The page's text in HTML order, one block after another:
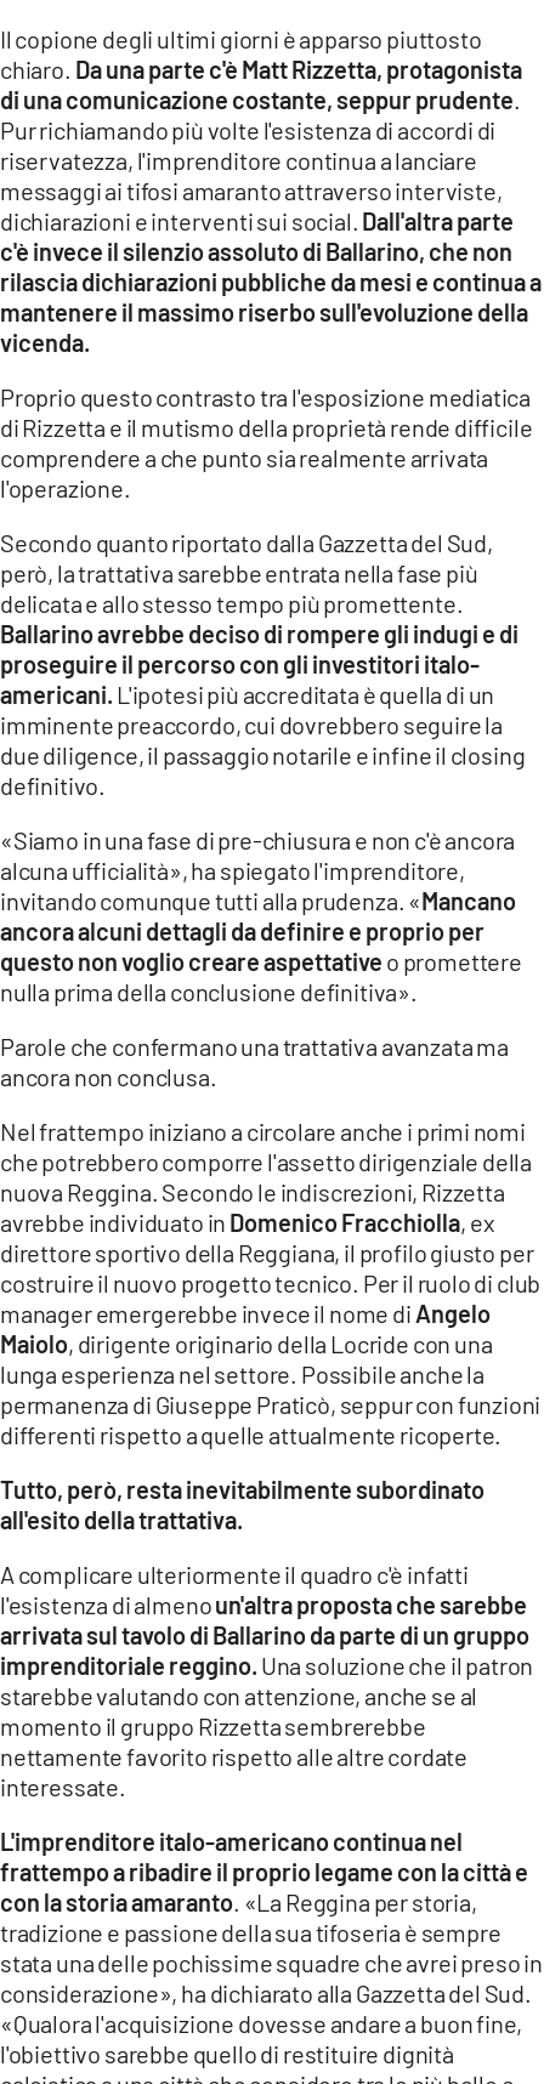
COSENZACHANNEL.IT
ILVIBONESE.IT
CATANZAROCHANNEL.IT
LACAPITALENEWS.IT
App
ANDROID
Il copione degli ultimi giorni è apparso piuttosto
chiaro. Da una parte c'è Matt Rizzetta, protagonista
di una comunicazione costante, seppur prudente
Pur richiamando più volte l'esistenza di accordi di
riservatezza, l'imprenditore continua a lanciare
messaggi ai tifosi amaranto attraverso interviste,
dichiarazioni e interventi sui social. Dall'altra parte
c'è invece il silenzio assoluto di Ballarino, che non
rilascia dichiarazioni pubbliche da mesi e continua a
mantenere il massimo riserbo sull'evoluzione della
vicenda.
Proprio questo contrasto tra l'esposizione mediatica
di Rizzetta e il mutismo della proprietà rende difficile
comprendere a che punto sia realmente arrivata
l'operazione.
Secondo quanto riportato dalla Gazzetta del Sud,
però, la trattativa sarebbe entrata nella fase più
delicata e allo stesso tempo più promettente.
Ballarino avrebbe deciso di rompere gli indugi e di
proseguire il percorso con gli investitori italo-
americani. L'ipotesi più accreditata è quella di un
imminente preaccordo, cui dovrebbero seguire la
due diligence, il passaggio notarile e infine il closing
definitivo.
«Siamo in una fase di pre-chiusura e non c'è ancora
alcuna ufficialità», ha spiegato l'imprenditore,
invitando comunque tutti alla prudenza. «Mancano
ancora alcuni dettagli da definire e proprio per
questo non voglio creare aspettative o promettere
nulla prima della conclusione definitiva».
Parole che confermano una trattativa avanzata ma
ancora non conclusa.
Nel frattempo iniziano a circolare anche i primi nomi
che potrebbero comporre l'assetto dirigenziale della
nuova Reggina. Secondo le indiscrezioni, Rizzetta
avrebbe individuato in Domenico Fracchiolla, ex
direttore sportivo della Reggiana, il profilo giusto per
costruire il nuovo progetto tecnico. Per il ruolo di club
manager emergerebbe invece il nome di Angelo
Maiolo, dirigente originario della Locride con una
lunga esperienza nel settore. Possibile anche la
permanenza di Giuseppe Praticò, seppur con funzioni
differenti rispetto a quelle attualmente ricoperte.
Tutto, però, resta inevitabilmente subordinato
all'esito della trattativa.
A complicare ulteriormente il quadro c'è infatti
l'esistenza di almenoun'altra proposta che sarebbe
arrivata sul tavolo di Ballarino da parte di un gruppo
imprenditoriale reggino. Una soluzione che il patron
starebbe valutando con attenzione, anche se al
momento il gruppo Rizzetta sembrerebbe
nettamente favorito rispetto alle altre cordate
interessate.
L'imprenditore italo-americano continua nel
frattempo a ribadire il proprio legame con la città e
con la storia amaranto . «La Reggina per storia,
tradizione e passione della sua tifoseria è sempre
stata una delle pochissime squadre che avrei preso in
considerazione», ha dichiarato alla Gazzetta del Sud.
«Qualora l'acquisizione dovesse andare a buon fine,
l'obiettivo sarebbe quello di restituire dignità